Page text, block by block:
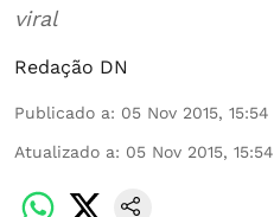
viral
Redação DN
Publicado a: 05 Nov 2015, 15:54
Atualizado a: 05 Nov 2015, 15:54